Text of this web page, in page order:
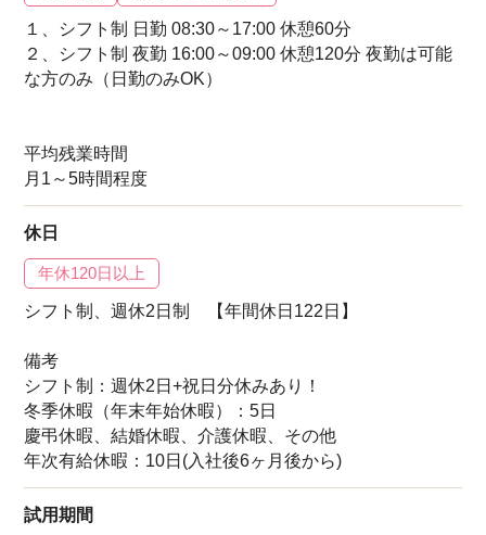
１、シフト制 日勤 08:30～17:00 休憩60分
２、シフト制 夜勤 16:00～09:00 休憩120分 夜勤は可能
な方のみ（日勤のみOK）
平均残業時間
月1～5時間程度
休日
年休120日以上
シフト制、週休2日制 【年間休日122日】
備考
シフト制：週休2日+祝日分休みあり！
冬季休暇（年末年始休暇）：5日
慶弔休暇、結婚休暇、介護休暇、その他
年次有給休暇：10日(入社後6ヶ月後から)
試用期間